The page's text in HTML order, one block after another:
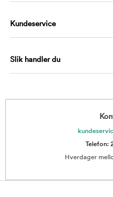
Kundeservice
Slik handler du
Telefon:
Hverdager